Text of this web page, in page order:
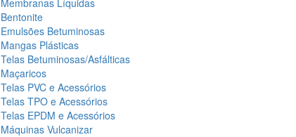
Membranas Líquidas
Bentonite
Emulsões Betuminosas
Mangas Plásticas
Telas Betuminosas/Asfálticas
Maçaricos
Telas PVC e Acessórios
Telas TPO e Acessórios
Telas EPDM e Acessórios
Máquinas Vulcanizar